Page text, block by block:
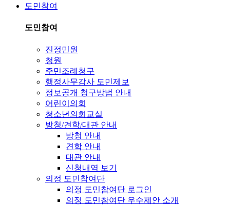
도민참여
도민참여
진정민원
청원
주민조례청구
행정사무감사 도민제보
정보공개 청구방법 안내
어린이의회
청소년의회교실
방청/견학/대관 안내
방청 안내
견학 안내
대관 안내
신청내역 보기
의정 도민참여단
의정 도민참여단 로그인
의정 도민참여단 우수제안 소개